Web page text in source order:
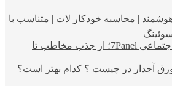
| محاسبه خودکار لات | متناسب با
خدمات شبکه‌های اجتماعی 7Panel؛ از جذب مخاطب تا
آجدار در چیست ؟ کدام بهتر است؟